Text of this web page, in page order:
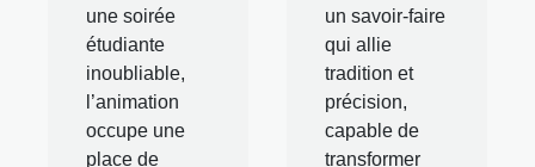
une soirée
étudiante
inoubliable,
l’animation
occupe une
place de
un savoir-faire
qui allie
tradition et
précision,
capable de
transformer